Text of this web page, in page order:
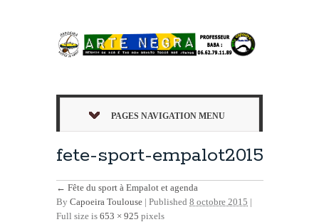
PAGES NAVIGATION MENU
fete-sport-empalot2015
← Fête du sport à Empalot et agenda
By Capoeira Toulouse | Published 8 octobre 2015 |
Full size is 653 × 925 pixels